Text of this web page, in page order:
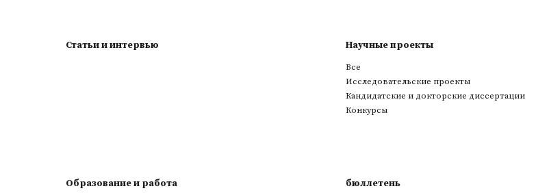
Статьи и интервью Научные проекты
Все
Исследовательские проекты
Кандидатские и докторские диссертации
Конкурсы
Образование и работа бюллетень